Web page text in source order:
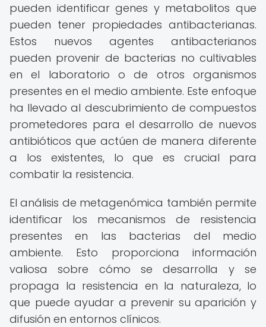
pueden identificar genes y metabolitos que
pueden tener propiedades antibacterianas.
Estos nuevos agentes antibacterianos
pueden provenir de bacterias no cultivables
en el laboratorio o de otros organismos
presentes en el medio ambiente. Este enfoque
ha llevado al descubrimiento de compuestos
prometedores para el desarrollo de nuevos
antibióticos que actúen de manera diferente
a los existentes, lo que es crucial para
combatir la resistencia.
El análisis de metagenómica también permite
identificar los mecanismos de resistencia
presentes en las bacterias del medio
ambiente. Esto proporciona información
valiosa sobre cómo se desarrolla y se
propaga la resistencia en la naturaleza, lo
que puede ayudar a prevenir su aparición y
difusión en entornos clínicos.